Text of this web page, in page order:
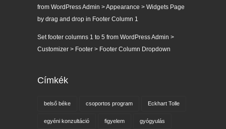
from WordPress Admin > Appearance > Widgets Page
by drag and drop in Footer Column 1
Set footer columns 1 to 5 from WordPress Admin >
Customizer > Footer > Footer Column Dropdown
Címkék
belső béke csoportos program Eckhart Tolle
egyéni konzultáció figyelem gyógyulás